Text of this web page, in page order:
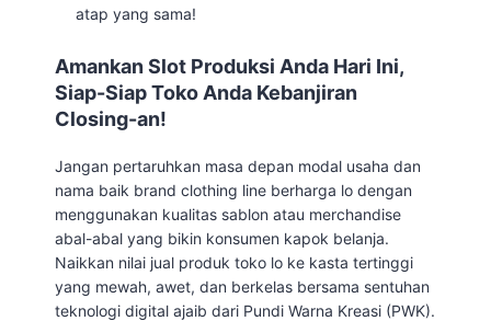
atap yang sama!
Amankan Slot Produksi Anda Hari Ini,
Siap-Siap Toko Anda Kebanjiran
Closing-an!
Jangan pertaruhkan masa depan modal usaha dan
nama baik brand clothing line berharga lo dengan
menggunakan kualitas sablon atau merchandise
abal-abal yang bikin konsumen kapok belanja.
Naikkan nilai jual produk toko lo ke kasta tertinggi
yang mewah, awet, dan berkelas bersama sentuhan
teknologi digital ajaib dari Pundi Warna Kreasi (PWK).